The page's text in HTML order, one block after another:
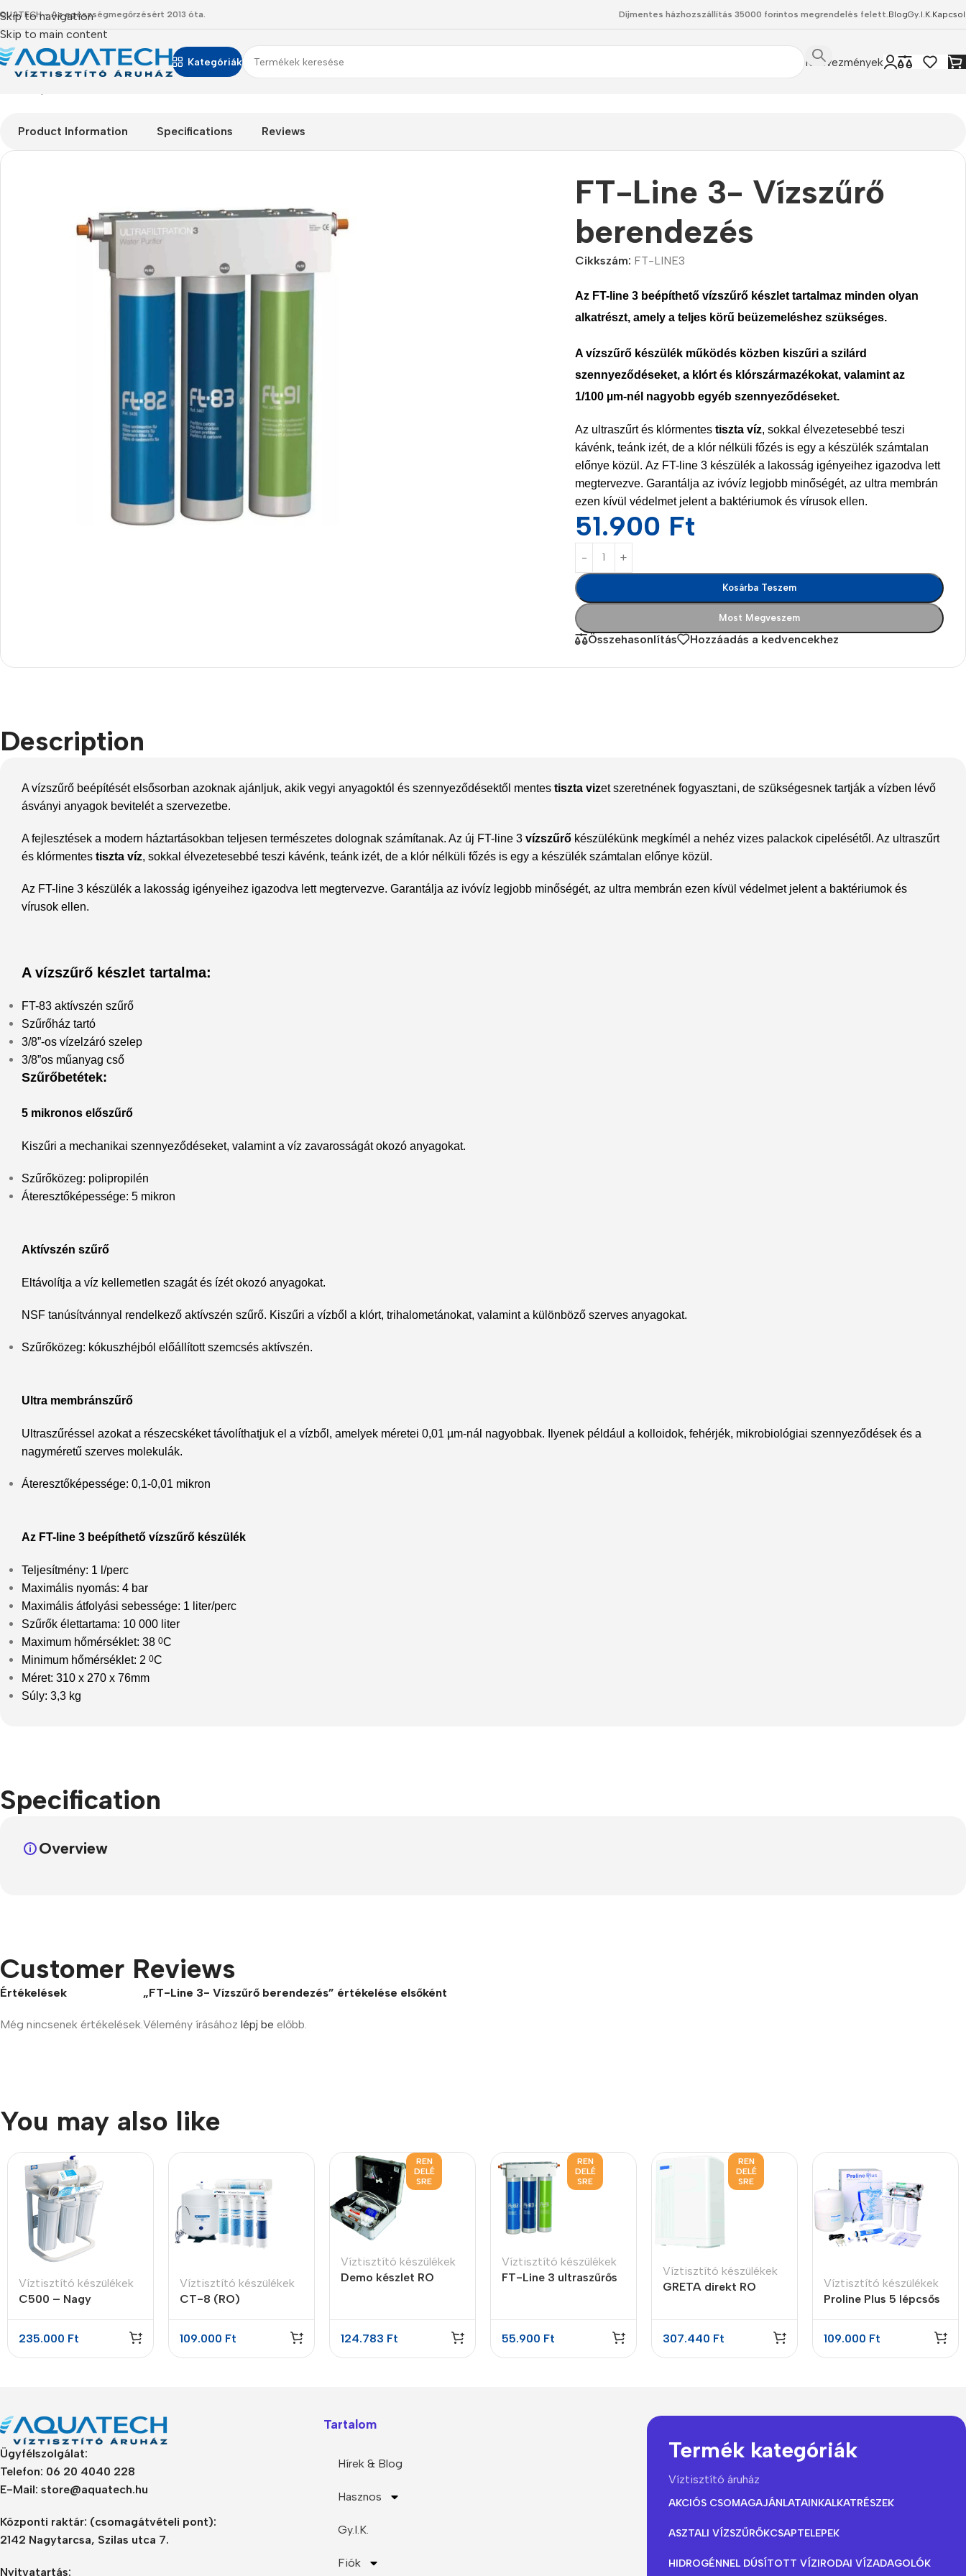
Skip to navigation
Skip to main content
- Az egészségmegőrzésért 2013 óta. Díjmentes házhozszállítás 35000 forintos megrendelés felett.BlogGy.I.K.
Kategóriák
Smartphones
Refurbished phones
Selfie sticks
Polycarbonate protector
In-ear headphones
Wired headphones
Wireless headphones
Bluetooth headsets
Power Devices
Mains chargers
The thinnest iPhone
iPhone Air
Kedvezmények
Product Information Specifications Reviews
FT-Line 3- Vízszűrő
berendezés
Cikkszám: FT-LINE3
Az FT-line 3 beépíthető vízszűrő készlet tartalmaz minden olyan
alkatrészt, amely a teljes körű beüzemeléshez szükséges.
A vízszűrő készülék működés közben kiszűri a szilárd
szennyeződéseket, a klórt és klórszármazékokat, valamint az
1/100 µm-nél nagyobb egyéb szennyeződéseket.
Az ultraszűrt és klórmentestiszta víz, sokkal élvezetesebbé teszi
kávénk, teánk izét, de a klór nélküli főzés is egy a készülék számtalan
előnye közül. Az FT-line 3 készülék a lakosság igényeihez igazodva lett
megtervezve. Garantálja az ivóvíz legjobb minőségét, az ultra membrán
ezen kívül védelmet jelent a baktériumok és vírusok ellen.
51.900 Ft
Kosárba Teszem
Most Megveszem
Összehasonlítás Hozzáadás a kedvencekhez
Description
A vízszűrő beépítését elsősorban azoknak ajánljuk, akik vegyi anyagoktól és szennyeződésektől mentes tiszta vizet szeretnének fogyasztani, de szükségesnek tartják a vízben lévő
ásványi anyagok bevitelét a szervezetbe.
A fejlesztések a modern háztartásokban teljesen természetes dolognak számítanak. Az új FT-line 3 vízszűrő készülékünk megkímél a nehéz vizes palackok cipelésétől. Az ultraszűrt
és klórmentes tiszta víz, sokkal élvezetesebbé teszi kávénk, teánk izét, de a klór nélküli főzés is egy a készülék számtalan előnye közül.
Az FT-line 3 készülék a lakosság igényeihez igazodva lett megtervezve. Garantálja az ivóvíz legjobb minőségét, az ultra membrán ezen kívül védelmet jelent a baktériumok és
vírusok ellen.
A vízszűrő készlet tartalma:
FT-83 aktívszén szűrő
Szűrőház tartó
3/8”-os vízelzáró szelep
3/8”os műanyag cső
Szűrőbetétek:
5 mikronos előszűrő
Kiszűri a mechanikai szennyeződéseket, valamint a víz zavarosságát okozó anyagokat.
Szűrőközeg: polipropilén
Áteresztőképessége: 5 mikron
Aktívszén szűrő
Eltávolítja a víz kellemetlen szagát és ízét okozó anyagokat.
NSF tanúsítvánnyal rendelkező aktívszén szűrő. Kiszűri a vízből a klórt, trihalometánokat, valamint a különböző szerves anyagokat.
Szűrőközeg: kókuszhéjból előállított szemcsés aktívszén.
Ultra membránszűrő
Ultraszűréssel azokat a részecskéket távolíthatjuk el a vízből, amelyek méretei 0,01 µm-nál nagyobbak. Ilyenek például a kolloidok, fehérjék, mikrobiológiai szennyeződések és a
nagyméretű szerves molekulák.
Áteresztőképessége: 0,1-0,01 mikron
Az FT-line 3 beépíthető vízszűrő készülék
Teljesítmény: 1 l/perc
Maximális nyomás: 4 bar
Maximális átfolyási sebessége: 1 liter/perc
Szűrők élettartama: 10 000 liter
Maximum hőmérséklet: 38 0C
Minimum hőmérséklet: 2 0C
Méret: 310 x 270 x 76mm
Súly: 3,3 kg
Specification
Overview
Customer Reviews
Értékelések
Még nincsenek értékelések.
„FT-Line 3- Vízszűrő berendezés” értékelése elsőként
Vélemény írásához lépj be előbb.
You may also like
Víztisztító készülékek
C500 – Nagy
víztisztító
235.000 Ft
Víztisztító készülékek
CT-8 (RO)
víztisztító
nyomásfokozó
109.000 Ft
REN
DELÉ
SRE
Víztisztító készülékek
Demo készlet RO
124.783 Ft
REN
DELÉ
SRE
Víztisztító készülékek
FT-Line 3 ultraszűrős
55.900 Ft
REN
DELÉ
SRE
Víztisztító készülékek
GRETA direkt RO
307.440 Ft
Víztisztító készülékek
Proline Plus 5 lépcsős
szivattyúval
109.000 Ft
Ügyfélszolgálat:
Telefon: 06 20 4040 228
E-Mail: store@aquatech.hu
Központi raktár: (csomagátvételi pont):
2142 Nagytarcsa, Szilas utca 7.
Nyitvatartás:
Tartalom
Hírek & Blog
Hasznos
Gy.I.K.
Fiók
Termék kategóriák
Víztisztító áruház
AKCIÓS CSOMAGAJÁNLATAINKALKATRÉSZEK
ASZTALI VÍZSZŰRŐKCSAPTELEPEK
HIDROGÉNNEL DÚSÍTOTT VÍZIRODAI VÍZADAGOLÓK